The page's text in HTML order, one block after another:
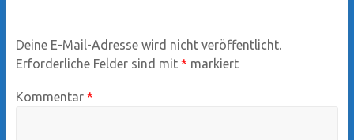
Deine E-Mail-Adresse wird nicht veröffentlicht.
Erforderliche Felder sind mit * markiert
Kommentar *